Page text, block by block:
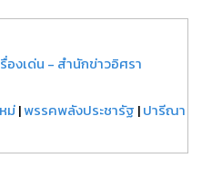
รื่องเด่น - สำนักข่าวอิศรา
ม่|พรรคพลังประชารัฐ |ปารีณา